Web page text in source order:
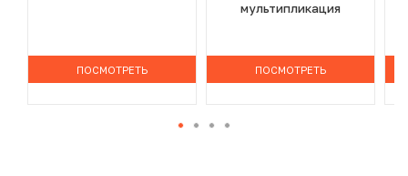
ПОСМОТРЕТЬ
мультипликация
ПОСМОТРЕТЬ